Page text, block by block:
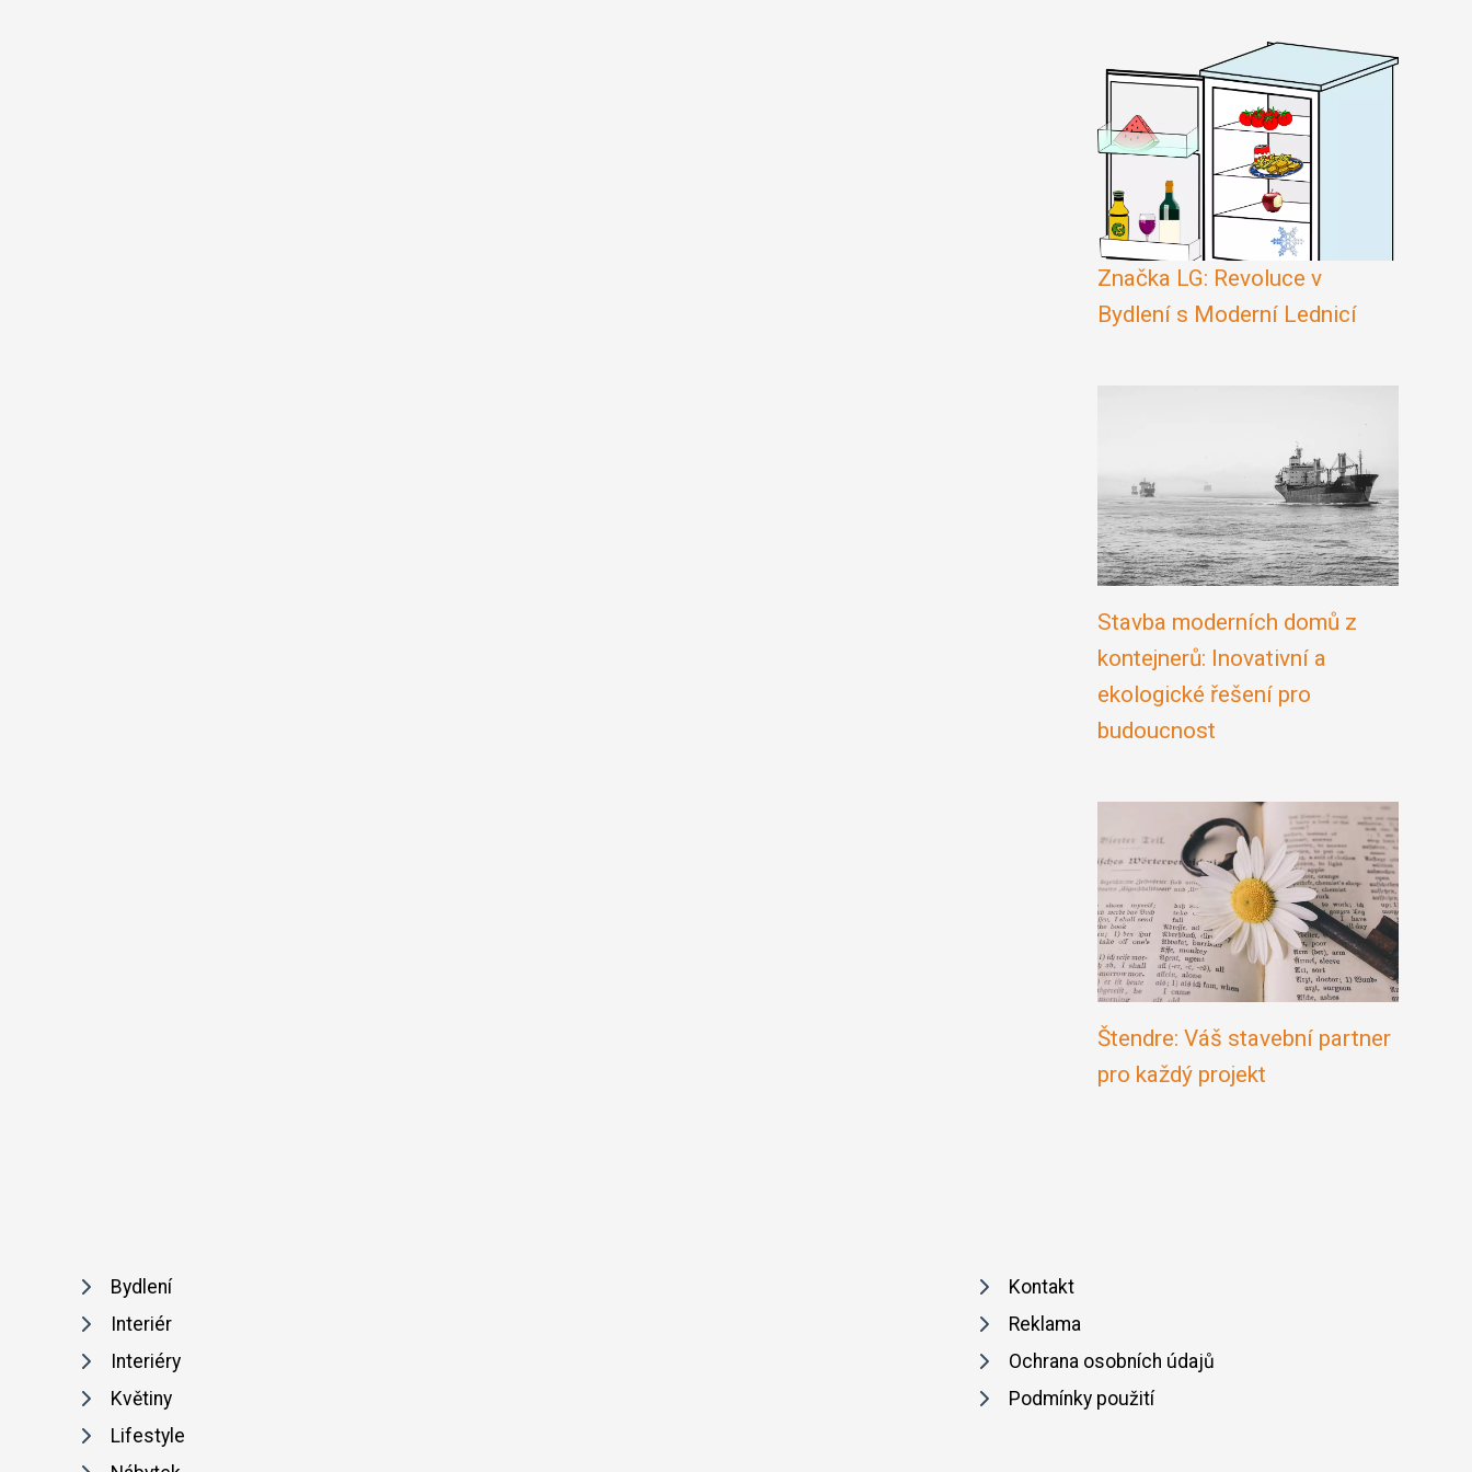
Značka LG: Revoluce v
Bydlení s Moderní Lednicí
Stavba moderních domů z
kontejnerů: Inovativní a
ekologické řešení pro
budoucnost
Štendre: Váš stavební partner
pro každý projekt
Bydlení
Interiér
Interiéry
Květiny
Lifestyle
Kontakt
Reklama
Ochrana osobních údajů
Podmínky použití